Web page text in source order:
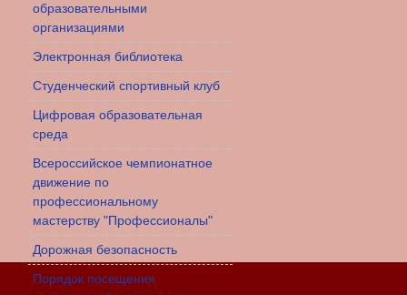
образовательными
организациями
Электронная библиотека
Студенческий спортивный клуб
Цифровая образовательная
среда
Всероссийское чемпионатное
движение по
профессиональному
мастерству "Профессионалы"
Дорожная безопасность
Порядок посещения